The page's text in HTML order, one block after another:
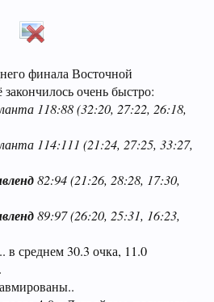
финала Восточной
очень быстро:
118:88 (32:20, 27:22, 26:18,
114:111 (21:24, 27:25, 33:27,
82:94 (21:26, 28:28, 17:30,
89:97 (26:20, 25:31, 16:23,
среднем 30.3 очка, 11.0